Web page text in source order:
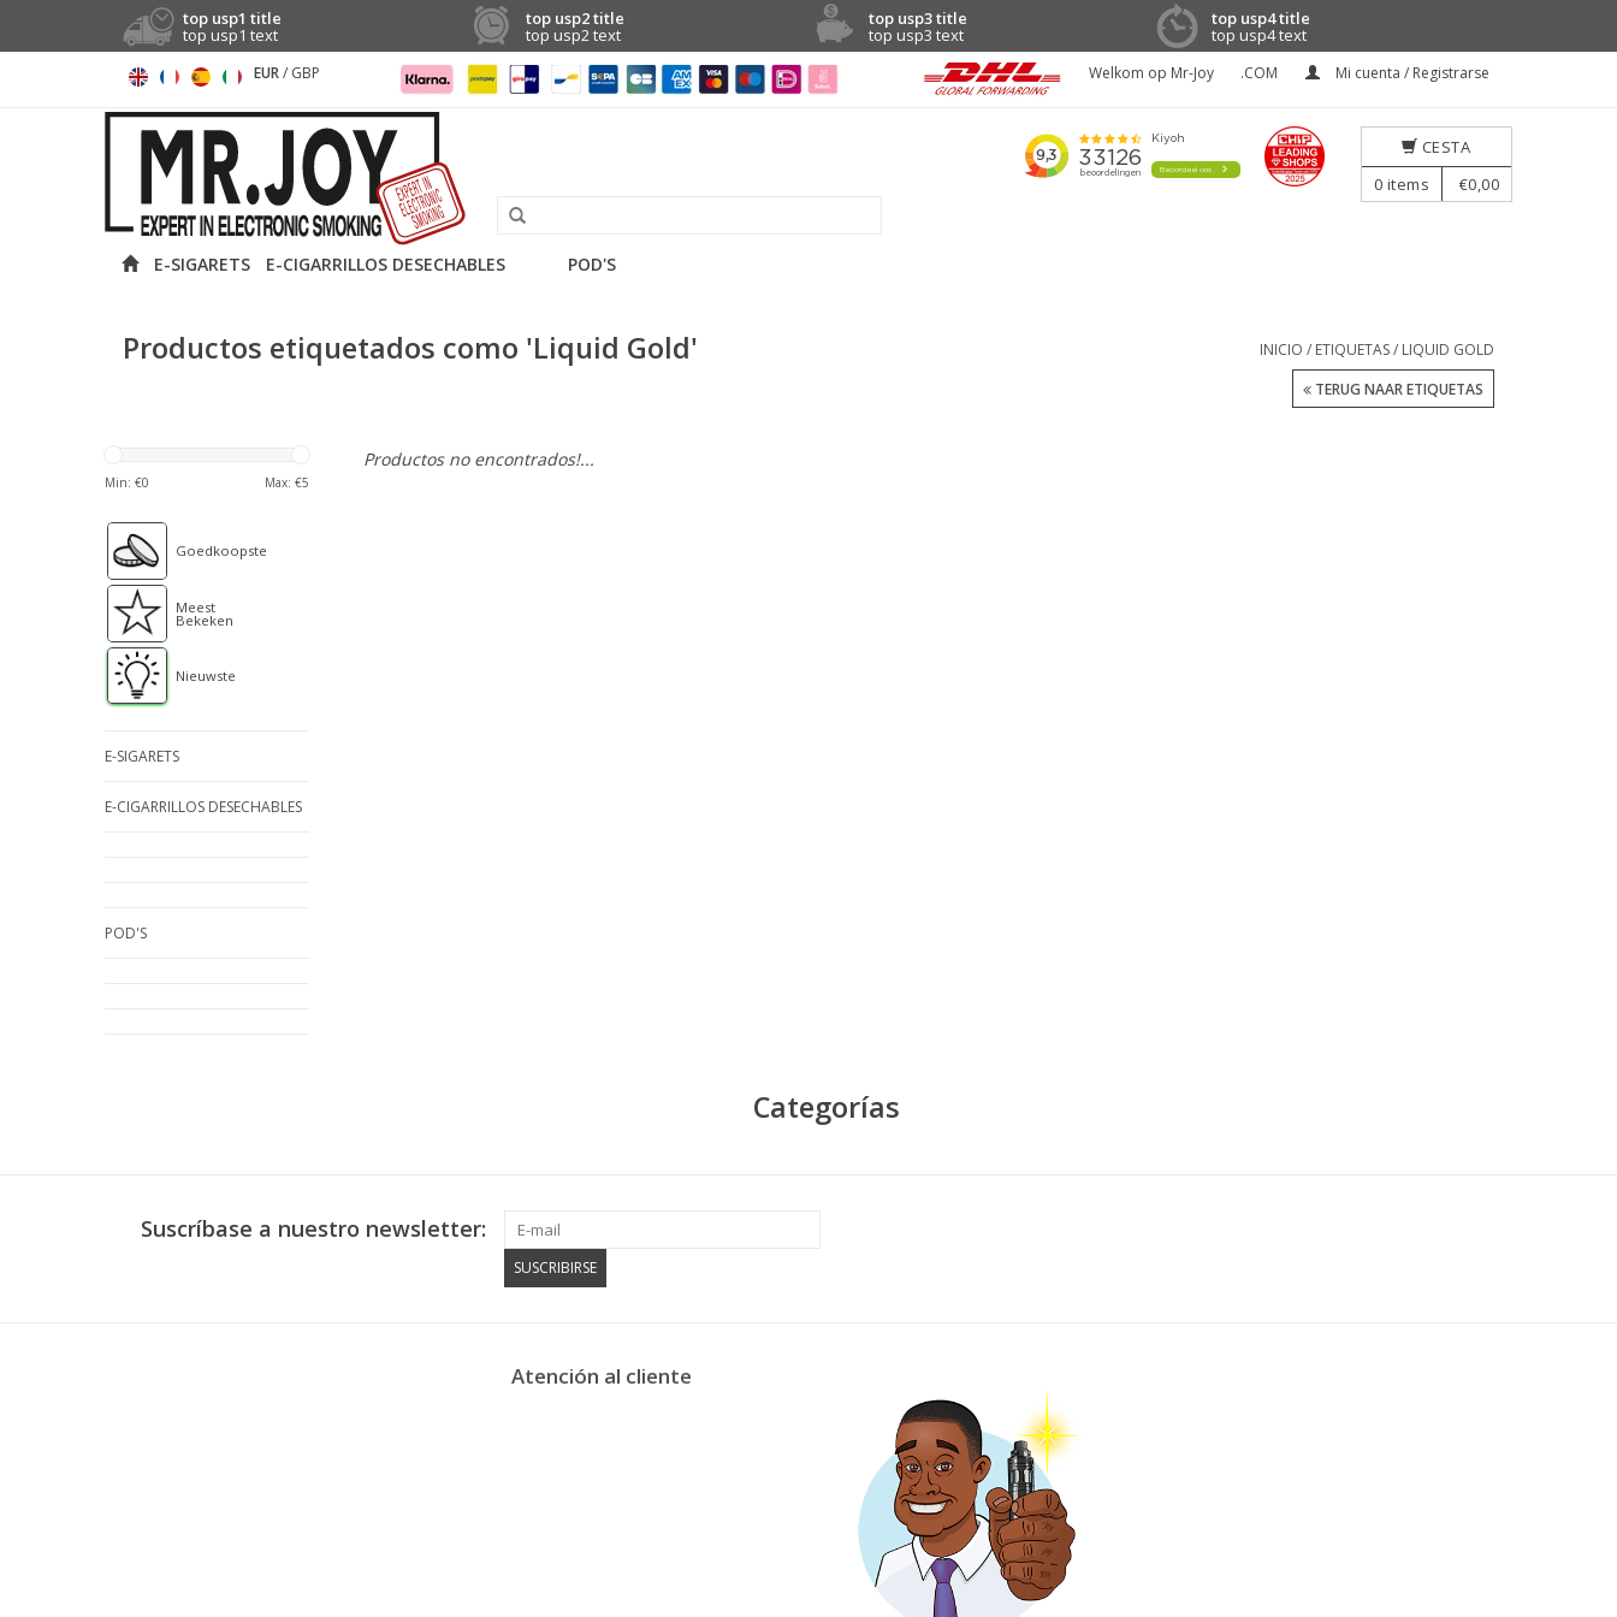
top usp1 title
top usp1 text
top usp2 title
top usp2 text
top usp3 title
top usp3 text
top usp4 title
top usp4 text
EUR/ GBP Welkom op Mr-Joy .COM Mi cuenta / Registrarse
E-SIGARETS E-CIGARRILLOS DESECHABLES POD'S
CESTA
0 items €0,00
Productos etiquetados como 'Liquid Gold' INICIO / ETIQUETAS/ LIQUID GOLD
TERUG NAAR ETIQUETAS
Min: €0 Max: €5
Goedkoopste
Meest
Bekeken
Nieuwste
E-SIGARETS
E-CIGARRILLOS DESECHABLES
POD'S
Productos no encontrados!...
Categorías
Suscríbase a nuestro newsletter:
SUSCRIBIRSE
Atención al cliente